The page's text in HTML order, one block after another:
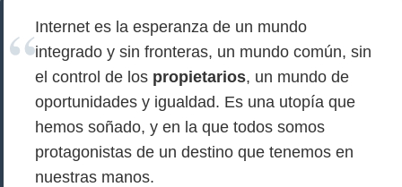
Internet es la esperanza de un mundo
integrado y sin fronteras, un mundo común, sin
el control de los propietarios, un mundo de
oportunidades y igualdad. Es una utopía que
hemos soñado, y en la que todos somos
protagonistas de un destino que tenemos en
nuestras manos.